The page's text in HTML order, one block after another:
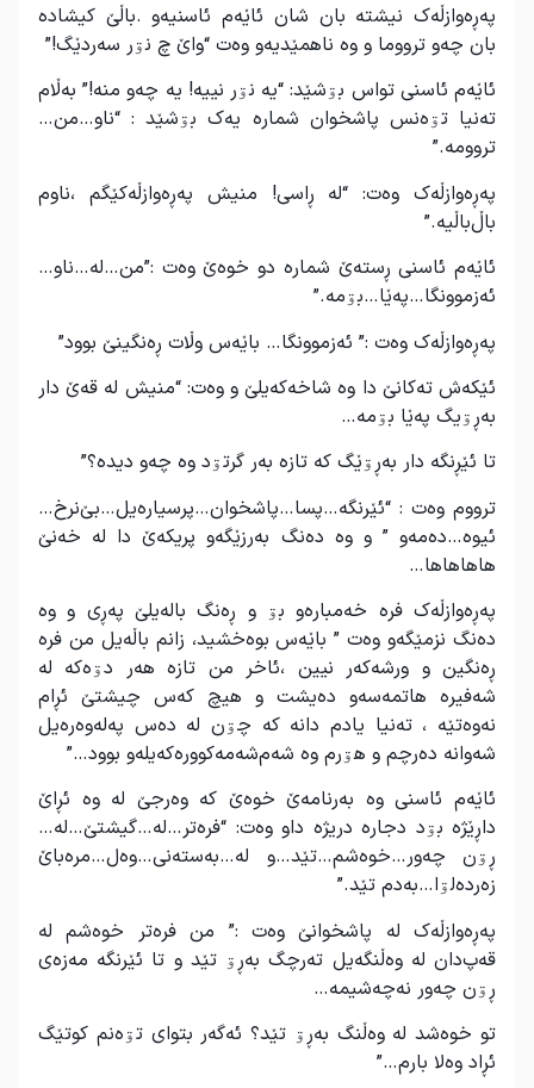
پەڕەوازڵەک نیشتە بان شان ئاێەم ئاسنیەو .باڵێ کیشادە
بان چەو ترووما و وە ناهمێدیەو وەت “واێ چ نۊر سەردێگ!”
ئاێەم ئاسنی تواس بۊشێد: “یە نۊر نییە! یە چەو منە!” بەڵام
تەنیا تۊەنس پاشخوان شمارە یەک بۊشێد : “ناو…من…
تروومە.”
پەڕەوازڵەک وەت: “لە ڕاسی! منیش پەڕەوازڵەکێگم ،ناوم
باڵ‌باڵیە.”
ئاێەم ئاسنی ڕستەێ شمارە دو خوەێ وەت :”من…لە…ناو…
ئەزموونگا…پەێا…بۊمە.”
پەڕەوازڵەک وەت :” ئەزموونگا… باێەس وڵات ڕەنگینێ بوود”
ئێکەش تەکانێ دا وە شاخەکەیلێ و وەت: “منیش لە قەێ دار
بەڕۊیگ پەێا بۊمە…
تا ئێڕنگە دار بەڕۊێگ کە تازە بەر گرتۊد وە چەو دیدە؟”
ترووم وەت : “ئێرنگە…پسا…پاشخوان…پرسیارەیل…بێ‌نرخ…
ئیوە…دەمەو ” و وە دەنگ بەرزێگەو پریکەێ دا لە خەنێ
هاهاهاها…
پەڕەوازڵەک فرە خەمبارەو بۊ و ڕەنگ بالەیلێ پەڕی و وە
دەنگ نزمێگەو وەت ” باێەس بوەخشید، زانم باڵەیل من فرە
ڕەنگین و ورشەکەر نیین ،ئاخر من تازە هەر دۊەکە لە
شەفیرە هاتمەسەو دەیشت و هیچ کەس چیشتێ ئڕام
نەوەتێە ، تەنیا یادم دانە کە چۊن لە دەس پەلەوەرەیل
شەوانە دەرچم و هۊرم وە شەم‌شەمەکوورەکەیلەو بوود…”
ئاێەم ئاسنی وە بەرنامەێ خوەێ کە وەرجێ لە وە ئڕاێ
داڕێژە بۊد دجاره دریژە داو وەت: “فرەتر…لە…گیشتێ…لە…
ڕۊن چەور…خوەشم…تێد…و لە…بەستەنی…وەل…مرەباێ
زەردەلۊا…بەدم تێد.”
پەڕەوازڵەک لە پاشخوانێ وەت :” من فرەتر خوەشم لە
قەپ‌دان لە وەڵنگەیل تەرچگ بەڕۊ تێد و تا ئێرنگە مەزەی
ڕۊن چەور نەچەشیمە…
تو خوەشد لە وەڵنگ بەڕۊ تێد؟ ئەگەر بتوای تۊەنم کوتێگ
ئڕاد وەلا بارم…”